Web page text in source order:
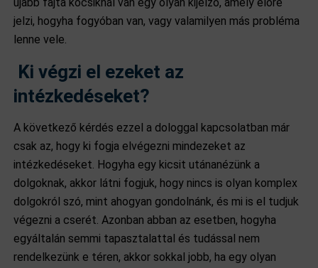
jelzi, hogyha fogyóban van, vagy valamilyen más probléma
lenne vele.
Ki végzi el ezeket az
intézkedéseket?
A következő kérdés ezzel a dologgal kapcsolatban már
csak az, hogy ki fogja elvégezni mindezeket az
intézkedéseket. Hogyha egy kicsit utánanézünk a
dolgoknak, akkor látni fogjuk, hogy nincs is olyan komplex
dolgokról szó, mint ahogyan gondolnánk, és mi is el tudjuk
végezni a cserét. Azonban abban az esetben, hogyha
egyáltalán semmi tapasztalattal és tudással nem
rendelkezünk e téren, akkor sokkal jobb, ha egy olyan